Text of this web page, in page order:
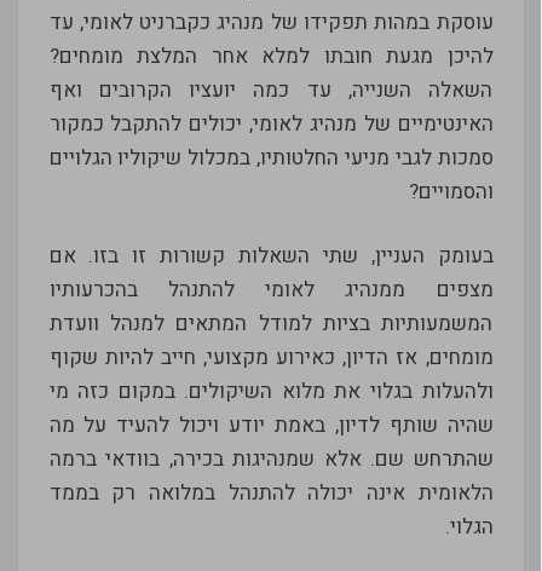
עוסקת במהות תפקידו של מנהיג כקברניט לאומי, עד
להיכן מגעת חובתו למלא אחר המלצת מומחים?
השאלה השנייה, עד כמה יועציו הקרובים ואף
האינטימיים של מנהיג לאומי, יכולים להתקבל כמקור
סמכות לגבי מניעי החלטותיו, במכלול שיקוליו הגלויים
והסמויים?
בעומק העניין, שתי השאלות קשורות זו בזו. אם
מצפים ממנהיג לאומי להתנהל בהכרעותיו
המשמעותיות בציות למודל המתאים למנהל וועדת
מומחים, אז הדיון, כאירוע מקצועי, חייב להיות שקוף
ולהעלות בגלוי את מלוא השיקולים. במקום כזה מי
שהיה שותף לדיון, באמת יודע ויכול להעיד על מה
שהתרחש שם. אלא שמנהיגות בכירה, בוודאי ברמה
הלאומית אינה יכולה להתנהל במלואה רק בממד
הגלוי.